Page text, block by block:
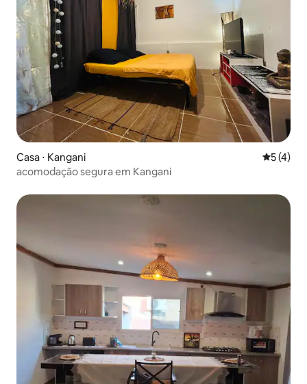
Casa ⋅ Kangani 5 de
5 (4)
acomodação segura em Kangani